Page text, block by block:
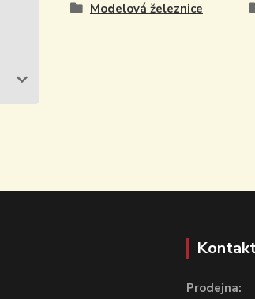
Modelová železnice
Prodejna: